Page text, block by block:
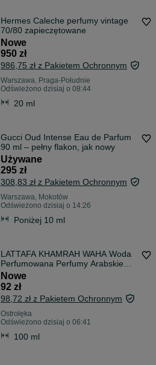
Hermes Caleche perfumy vintage
70/80 zapieczętowane
Nowe
950 zł
986,75 zł z Pakietem Ochronnym
Warszawa, Praga-Południe
Odświeżono dzisiaj o 08:44
20 ml
Gucci Oud Intense Eau de Parfum
90 ml – pełny flakon, jak nowy
Używane
295 zł
308,83 zł z Pakietem Ochronnym
Warszawa, Mokotów
Odświeżono dzisiaj o 14:26
Poniżej 10 ml
LATTAFA KHAMRAH WAHA Woda
Perfumowana Perfumy Arabskie
100ml FOLIA
Nowe
92 zł
98,72 zł z Pakietem Ochronnym
Ostrołęka
Odświeżono dzisiaj o 06:41
100 ml